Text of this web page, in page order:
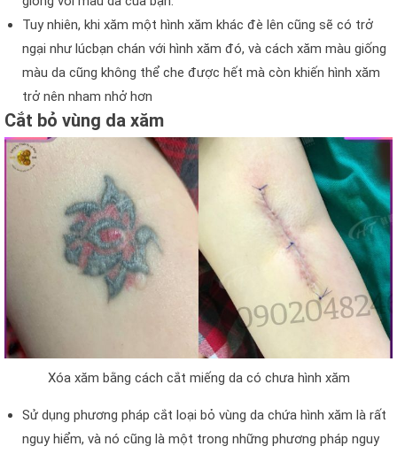
Tuy nhiên, khi xăm một hình xăm khác đè lên cũng sẽ có trở
ngại như lúcbạn chán với hình xăm đó, và cách xăm màu giống
màu da cũng không thể che được hết mà còn khiến hình xăm
trở nên nham nhở hơn
Cắt bỏ vùng da xăm
Xóa xăm bằng cách cắt miếng da có chưa hình xăm
Sử dụng phương pháp cắt loại bỏ vùng da chứa hình xăm là rất
nguy hiểm, và nó cũng là một trong những phương pháp nguy